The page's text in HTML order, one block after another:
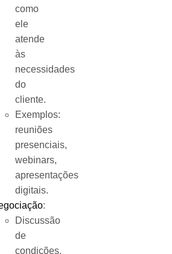
como
ele
atende
às
necessidades
do
cliente.
Exemplos:
reuniões
presenciais,
webinars,
apresentações
digitais.
:
Discussão
de
condições,